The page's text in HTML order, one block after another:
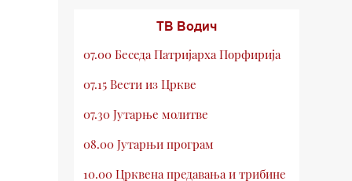
ТВ Водич
07.00 Беседа Патријарха Порфирија
07.15 Вести из Цркве
07.30 Јутарње молитве
08.00 Јутарњи програм
10.00 Црквена предавања и трибине